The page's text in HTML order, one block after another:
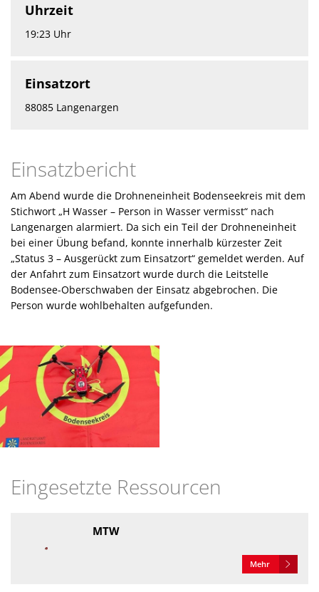
Uhrzeit
19:23 Uhr
Einsatzort
88085 Langenargen
Einsatzbericht
Am Abend wurde die Drohneneinheit Bodenseekreis mit dem
Stichwort „H Wasser – Person in Wasser vermisst“ nach
Langenargen alarmiert. Da sich ein Teil der Drohneneinheit
bei einer Übung befand, konnte innerhalb kürzester Zeit
„Status 3 – Ausgerückt zum Einsatzort“ gemeldet werden. Auf
der Anfahrt zum Einsatzort wurde durch die Leitstelle
Bodensee-Oberschwaben der Einsatz abgebrochen. Die
Person wurde wohlbehalten aufgefunden.
Eingesetzte Ressourcen
MTW
Mehr